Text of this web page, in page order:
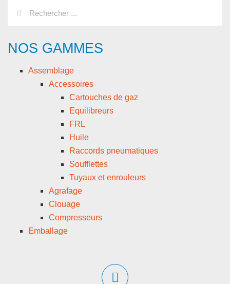
NOS GAMMES
Assemblage
Accessoires
Cartouches de gaz
Equilibreurs
FRL
Huile
Raccords pneumatiques
Soufflettes
Tuyaux et enrouleurs
Agrafage
Clouage
Compresseurs
Emballage